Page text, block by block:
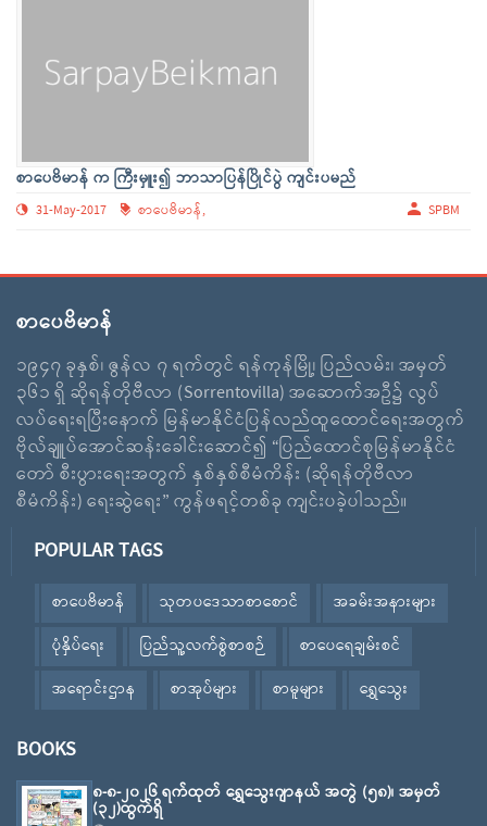
စာပေဗိမာန် က ကြီးမှူး၍ ဘာသာပြန်ပြိုင်ပွဲ ကျင်းပမည်
31-May-2017 စာပေဗိမာန်, SPBM
စာပေဗိမာန်
၁၉၄၇ ခုနှစ်၊ ဇွန်လ ၇ ရက်တွင် ရန်ကုန်မြို့၊ ပြည်လမ်း၊ အမှတ်
၃၆၁ ရှိ ဆိုရန်တိုဗီလာ (Sorrentovilla) အဆောက်အဦ၌ လွပ်
လပ်ရေးရပြီးနောက် မြန်မာနိုင်ငံပြန်လည်ထူထောင်ရေးအတွက်
ဗိုလ်ချူပ်အောင်ဆန်းခေါင်းဆောင်၍ “ပြည်ထောင်စုမြန်မာနိုင်ငံ
တော် စီးပွားရေးအတွက် နှစ်နှစ်စီမံကိန်း (ဆိုရန်တိုဗီလာ
စီမံကိန်း) ရေးဆွဲရေး” ကွန်ဖရင့်တစ်ခု ကျင်းပခဲ့ပါသည်။
POPULAR TAGS
စာပေဗိမာန် သုတပဒေသာစာစောင်
အခမ်းအနားများ
ပုံနှိပ်ရေး
ပြည်သူ့လက်စွဲစာစဉ်
စာပေရေချမ်းစင်
အရောင်းဌာန
စာအုပ်များ စာမူများ ရွှေသွေး
BOOKS
၈-၈-၂၀၂၆ ရက်ထုတ် ရွှေသွေးဂျာနယ် အတွဲ (၅၈)၊ အမှတ်
(၃၂)ထွက်ရှိ